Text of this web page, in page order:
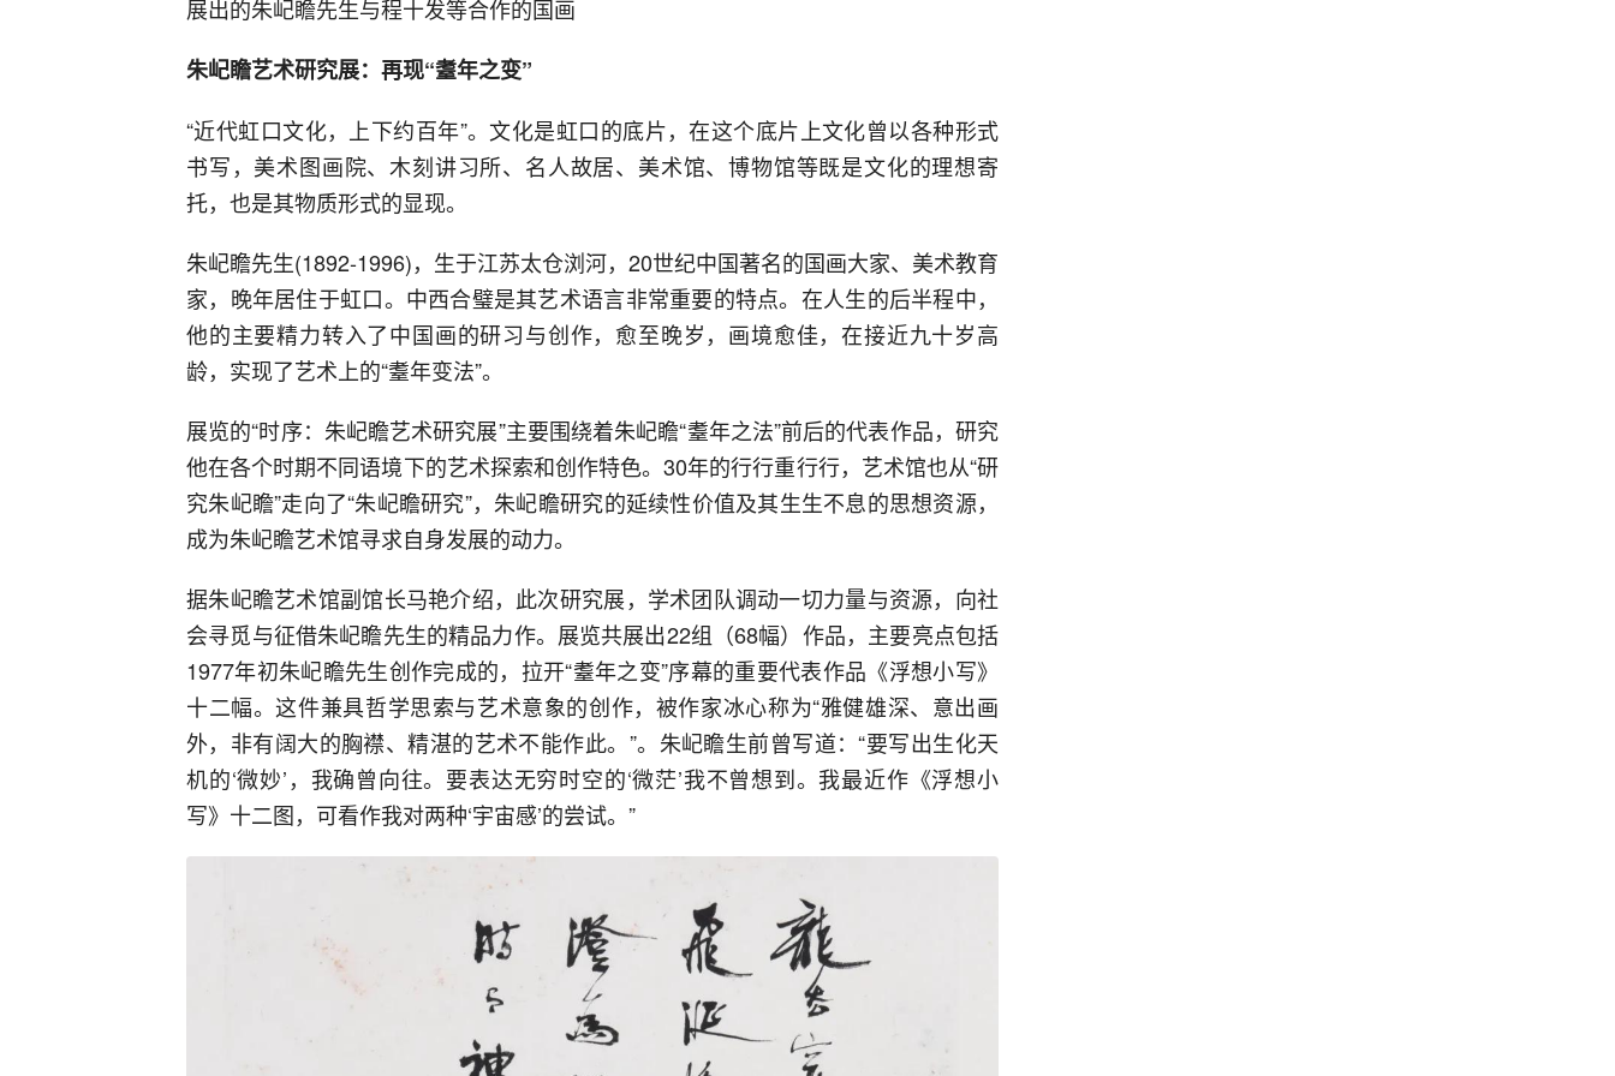
展出的朱屺瞻先生与程十发等合作的国画
朱屺瞻艺术研究展：再现“耋年之变”
“近代虹口文化，上下约百年”。文化是虹口的底片，在这个底片上文化曾以各种形式
书写，美术图画院、木刻讲习所、名人故居、美术馆、博物馆等既是文化的理想寄
托，也是其物质形式的显现。
朱屺瞻先生(1892-1996)，生于江苏太仓浏河，20世纪中国著名的国画大家、美术教育
家，晚年居住于虹口。中西合璧是其艺术语言非常重要的特点。在人生的后半程中，
他的主要精力转入了中国画的研习与创作，愈至晚岁，画境愈佳，在接近九十岁高
龄，实现了艺术上的“耋年变法”。
展览的“时序：朱屺瞻艺术研究展”主要围绕着朱屺瞻“耋年之法”前后的代表作品，研究
他在各个时期不同语境下的艺术探索和创作特色。30年的行行重行行，艺术馆也从“研
究朱屺瞻”走向了“朱屺瞻研究”，朱屺瞻研究的延续性价值及其生生不息的思想资源，
成为朱屺瞻艺术馆寻求自身发展的动力。
据朱屺瞻艺术馆副馆长马艳介绍，此次研究展，学术团队调动一切力量与资源，向社
会寻觅与征借朱屺瞻先生的精品力作。展览共展出22组（68幅）作品，主要亮点包括
1977年初朱屺瞻先生创作完成的，拉开“耋年之变”序幕的重要代表作品《浮想小写》
十二幅。这件兼具哲学思索与艺术意象的创作，被作家冰心称为“雅健雄深、意出画
外，非有阔大的胸襟、精湛的艺术不能作此。”。朱屺瞻生前曾写道：“要写出生化天
机的‘微妙’，我确曾向往。要表达无穷时空的‘微茫’我不曾想到。我最近作《浮想小
写》十二图，可看作我对两种‘宇宙感’的尝试。”​